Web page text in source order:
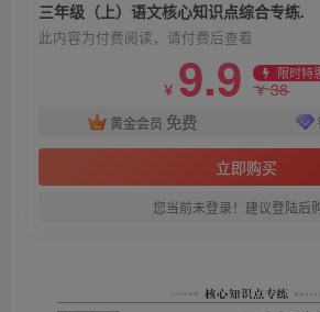
三年级（上）语文核心知识点综合专练.
此内容为付费阅读，请付费后查看
￥ 9.9 限时特
￥38
黄金会员 免费
立即购买
您当前未登录！建议登陆后